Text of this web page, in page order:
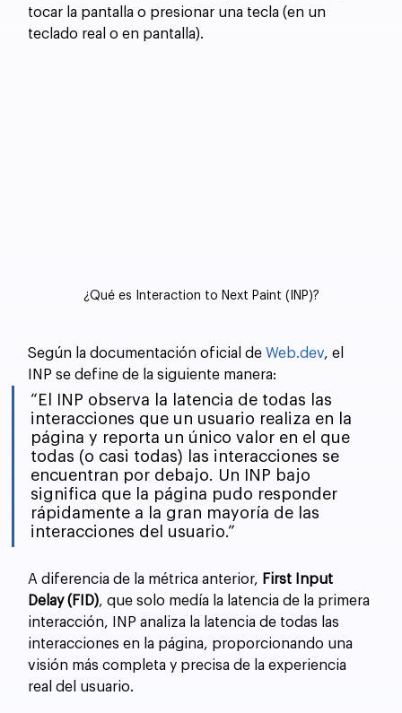
tocar la pantalla o presionar una tecla (en un
teclado real o en pantalla).
¿Qué es Interaction to Next Paint (INP)?
Según la documentación oficial de Web.dev, el
INP se define de la siguiente manera:
“El INP observa la latencia de todas las
interacciones que un usuario realiza en la
página y reporta un único valor en el que
todas (o casi todas) las interacciones se
encuentran por debajo. Un INP bajo
significa que la página pudo responder
rápidamente a la gran mayoría de las
interacciones del usuario.”
A diferencia de la métrica anterior, First Input
Delay (FID), que solo medía la latencia de la primera
interacción, INP analiza la latencia de todas las
interacciones en la página, proporcionando una
visión más completa y precisa de la experiencia
real del usuario.